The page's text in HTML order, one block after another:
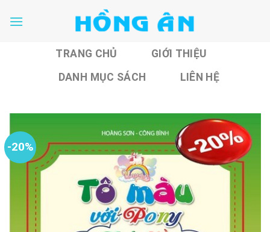
TRANG CHỦ
GIỚI THIỆU
DANH MỤC SÁCH
LIÊN HỆ
-20%